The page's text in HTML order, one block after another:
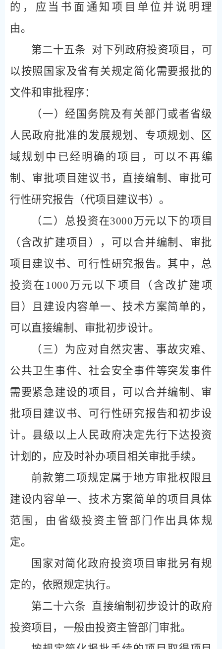
的，应当书面通知项目单位并说明理
由。
第二十五条 对下列政府投资项目，可
以按照国家及省有关规定简化需要报批的
文件和审批程序：
（一）经国务院及有关部门或者省级
人民政府批准的发展规划、专项规划、区
域规划中已经明确的项目，可以不再编
制、审批项目建议书，直接编制、审批可
行性研究报告（代项目建议书）。
（二）总投资在3000万元以下的项目
（含改扩建项目），可以合并编制、审批
项目建议书、可行性研究报告。其中，总
投资在 1000 万元以下项目（含改扩建项
目）且建设内容单一、技术方案简单的，
可以直接编制、审批初步设计。
（三）为应对自然灾害、事故灾难、
公共卫生事件、社会安全事件等突发事件
需要紧急建设的项目，可以合并编制、审
批项目建议书、可行性研究报告和初步设
计。县级以上人民政府决定先行下达投资
计划的，应及时补办项目相关审批手续。
前款第二项规定属于地方审批权限且
建设内容单一、技术方案简单的项目具体
范围，由省级投资主管部门作出具体规
定。
国家对简化政府投资项目审批另有规
定的，依照规定执行。
第二十六条 直接编制初步设计的政府
投资项目，一般由投资主管部门审批。